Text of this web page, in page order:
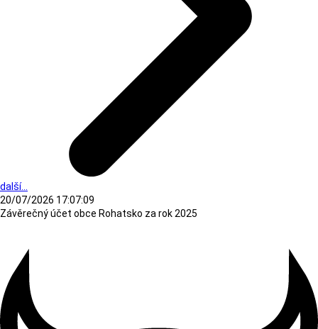
další...
20/07/2026 17:07:09
Závěrečný účet obce Rohatsko za rok 2025